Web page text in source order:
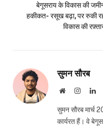
बेगूसराय के विकास की
हकीकत- रसूख बढ़ा, पर रुकी
विकास की
सुमन सौरब
Website
सुमन सौरब
कार्यरत हैं। वे